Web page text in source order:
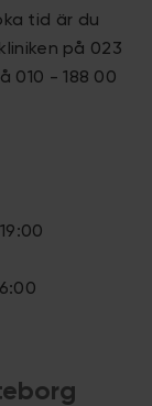
tid är du
på 023
010 - 188 00